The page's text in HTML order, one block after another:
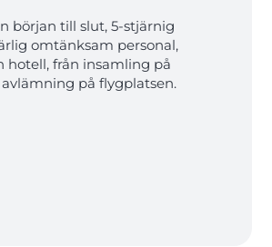
början till slut, 5-stjärnig
omtänksam personal,
hotell, från insamling på
på flygplatsen.